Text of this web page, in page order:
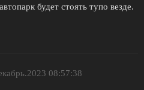
будет стоять тупо везде.
08:57:38